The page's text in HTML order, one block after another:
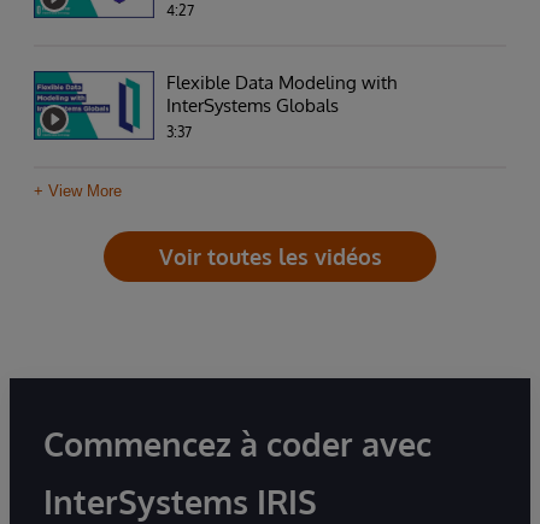
4:27
Flexible Data Modeling with
InterSystems Globals
3:37
+ View More
Voir toutes les vidéos
Commencez à coder avec
InterSystems IRIS